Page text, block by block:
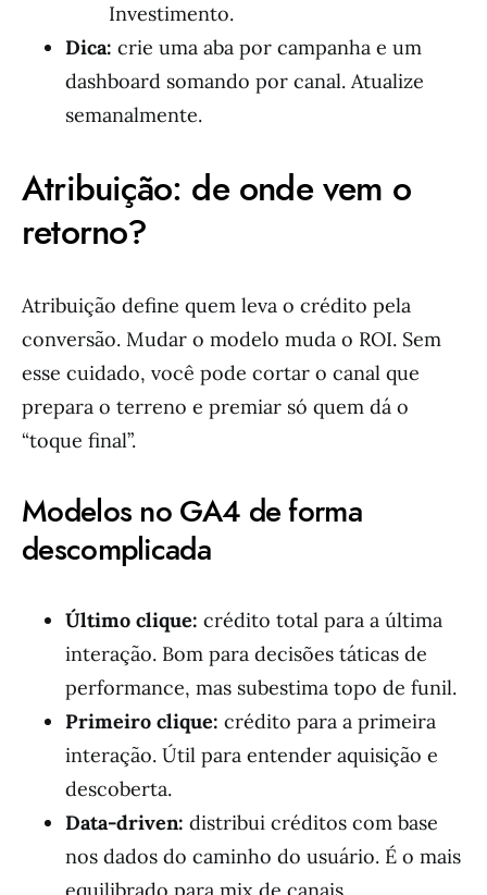
Investimento.
Dica: crie uma aba por campanha e um
dashboard somando por canal. Atualize
semanalmente.
Atribuição: de onde vem o
retorno?
Atribuição define quem leva o crédito pela
conversão. Mudar o modelo muda o ROI. Sem
esse cuidado, você pode cortar o canal que
prepara o terreno e premiar só quem dá o
“toque final”.
Modelos no GA4 de forma
descomplicada
Último clique: crédito total para a última
interação. Bom para decisões táticas de
performance, mas subestima topo de funil.
Primeiro clique: crédito para a primeira
interação. Útil para entender aquisição e
descoberta.
Data-driven: distribui créditos com base
nos dados do caminho do usuário. É o mais